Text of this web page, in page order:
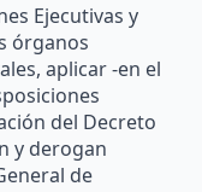
Ejecutivas y
órganos
aplicar -en el
del Decreto
y derogan
de